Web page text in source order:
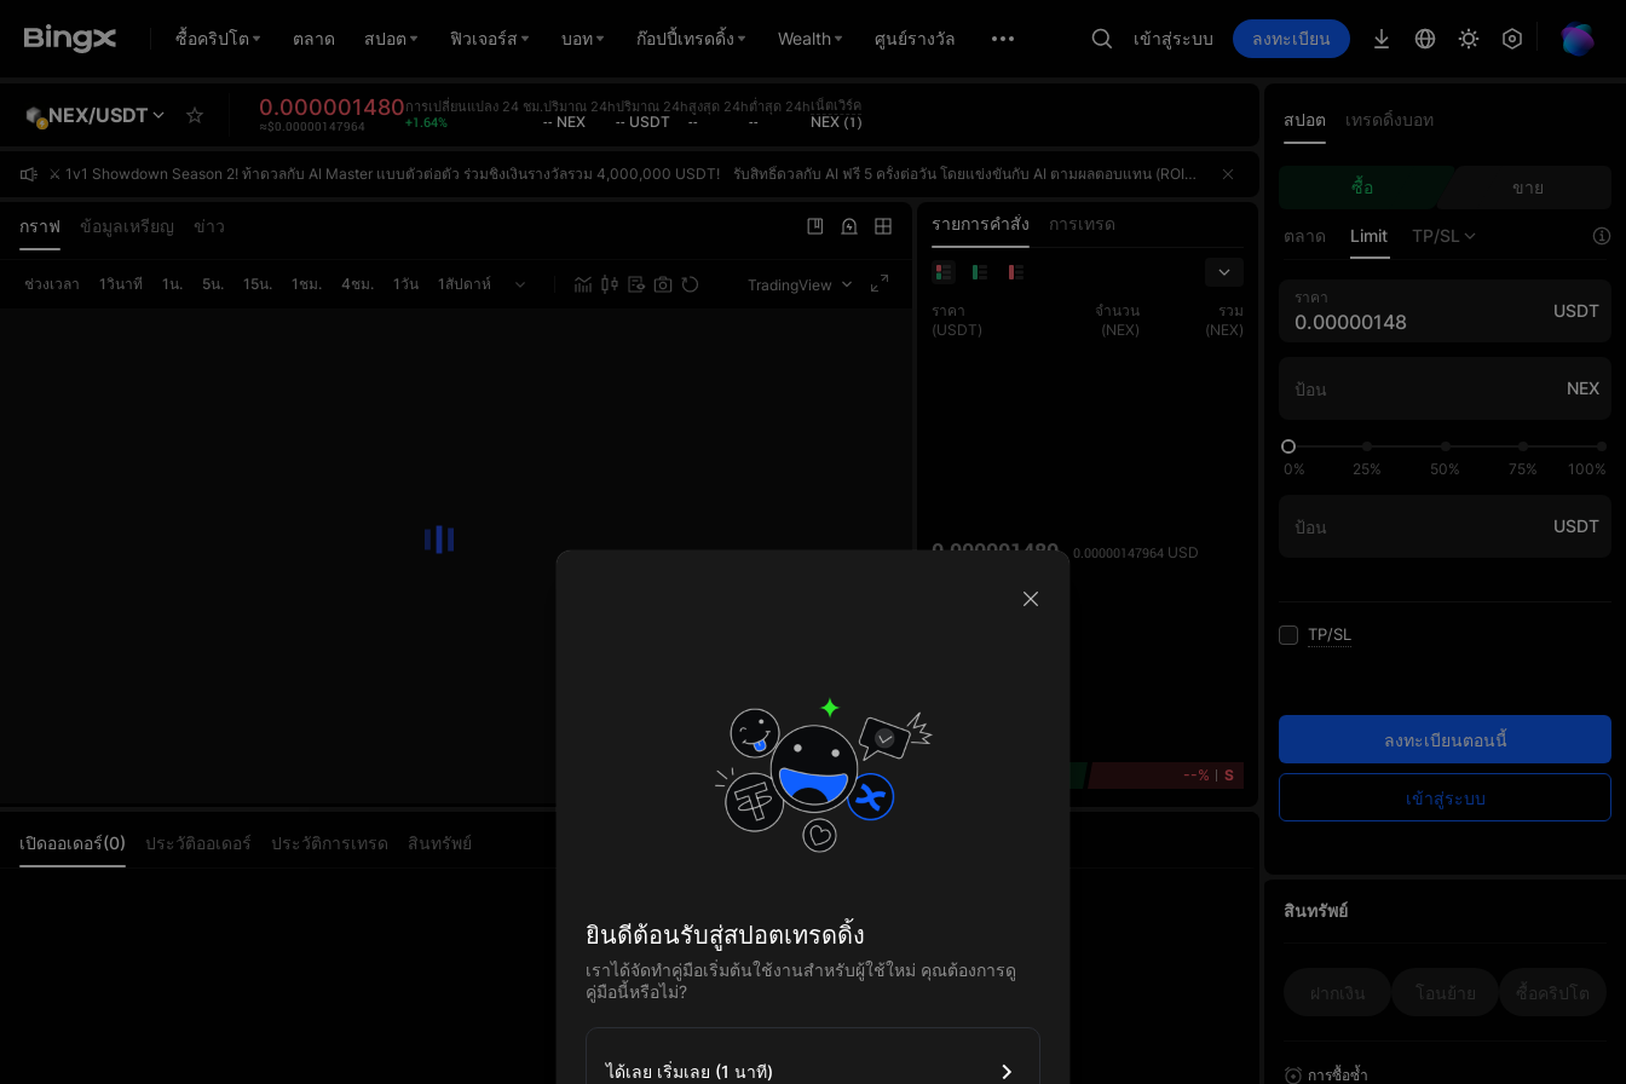
ซื้อคริปโต ตลาด สปอต ฟิวเจอร์ส บอท ก๊อปปี้เทรดดิ้ง Wealth ศูนย์รางวัล เข้าสู่ระบบ ลงทะเบียน
NEX/USDT 0.000001480
≈$0.00000147964
การเปลี่ยนแปลง 24 ชม.
+1.64%
ปริมาณ 24h
-- NEX
ปริมาณ 24h
-- USDT
สูงสุด 24h
--
ต่ำสุด 24h
--
เน็ตเวิร์ค
NEX (1)
⚔️ 1v1 Showdown Season 2! ท้าดวลกับ AI Master แบบตัวต่อตัว ร่วมชิงเงินรางวัลรวม 4,000,000 USDT!
รับสิทธิ์ดวลกับ AI ฟรี 5 ครั้งต่อวัน โดยแข่งขันกับ AI ตามผลตอบแทน (ROI) จริงของคุณ ชนะเพื่อสะสมคะแนนและไต่ระดับในการจัดอันดับรายวัน รางวัลสำหรับผู้ชนะอันดับ 1 ประจำวันสูงถึง 10,000 USDT และทุกการเทรดฟิวเจอร์สของคุณยังถูกนับรวมในกิจกรรมการแข่งขันปริมาณการเทรด ซึ่งผู้ชนะอันดับ 1 ในแต่ละเฟสจะได้รับรางวัลพิเศษ 100,000 USDT เข้าร่วมครั้งเดียวแต่ได้รับรางวัลถึงสองต่อ!ลงทะเบียนตอนนี้ ท้าดวล AI Master และร่วมชิงรางวัลรวม 4,000,000 USDT! 🌟 ไฮไลท์ของงานรางวัลรวมกว่า 4,000,000 USDT — รางวัลของทั้งสามส่ว
กราฟ ข้อมูลเหรียญ ข่าว
ช่วงเวลา 1วินาที 1น. 5น. 15น. 1ชม. 4ชม. 1วัน 1สัปดาห์ TradingView
รายการคำสั่ง การเทรด
ราคา
(USDT)
จำนวน
(NEX)
รวม
(NEX)
0.000001480 0.00000147964 USD
--% S
สปอต เทรดดิ้งบอท
ซื้อ ขาย
ตลาด Limit TP/SL
ราคา
USDT
NEX
0% 25% 50% 75% 100%
USDT
TP/SL
ลงทะเบียนตอนนี้
เข้าสู่ระบบ
สินทรัพย์
ฝากเงิน โอนย้าย ซื้อคริปโต
การซื้อซ้ำ
เปิดออเดอร์(0) ประวัติออเดอร์ ประวัติการเทรด สินทรัพย์
ยินดีต้อนรับสู่สปอตเทรดดิ้ง
เราได้จัดทำคู่มือเริ่มต้นใช้งานสำหรับผู้ใช้ใหม่ คุณต้องการดู
คู่มือนี้หรือไม่?
ได้เลย เริ่มเลย (1 นาที)